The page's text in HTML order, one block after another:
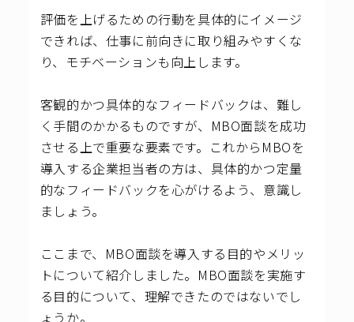
評価を上げるための行動を具体的にイメージ
できれば、仕事に前向きに取り組みやすくな
り、モチベーションも向上します。
客観的かつ具体的なフィードバックは、難し
く手間のかかるものですが、MBO面談を成功
させる上で重要な要素です。これからMBOを
導入する企業担当者の方は、具体的かつ定量
的なフィードバックを心がけるよう、意識し
ましょう。
ここまで、MBO面談を導入する目的やメリッ
トについて紹介しました。MBO面談を実施す
る目的について、理解できたのではないでし
ょうか。